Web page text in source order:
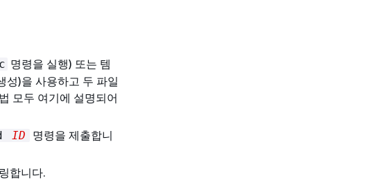
명령을 실행) 또는 템
성)을 사용하고 두 파일
모두 여기에 설명되어
ID
명령을 제출합니
합니다.